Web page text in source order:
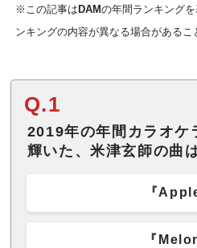
※この記事は DAMの年間ランキング
ンキングの内容が異なる場合があるこ
Q.1
2019年の年間カラオケ
輝いた、米津玄師の曲
『
『